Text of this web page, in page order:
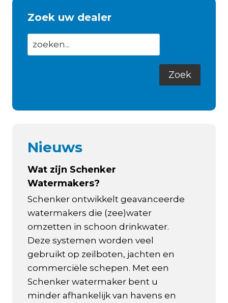
Zoek uw dealer
Nieuws
Wat zijn Schenker
Watermakers?
Schenker ontwikkelt geavanceerde
watermakers die (zee)water
omzetten in schoon drinkwater.
Deze systemen worden veel
gebruikt op zeilboten, jachten en
commerciële schepen. Met een
Schenker watermaker bent u
minder afhankelijk van havens en